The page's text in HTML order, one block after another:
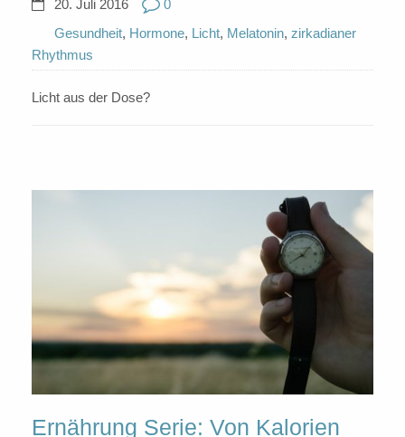
20. Juli 2016
0
Gesundheit, Hormone, Licht, Melatonin, zirkadianer
Rhythmus
Licht aus der Dose?
Ernährung Serie: Von Kalorien